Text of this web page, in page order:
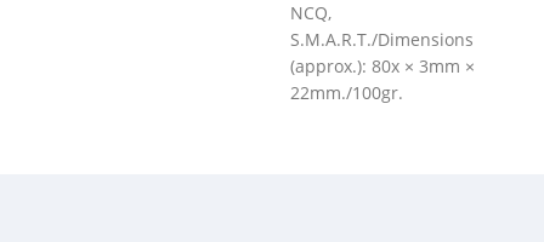
NCQ,
S.M.A.R.T./Dimensions
(approx.): 80x × 3mm ×
22mm./100gr.